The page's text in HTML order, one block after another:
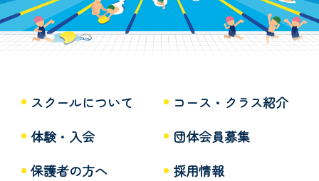
スクールについて
コース・クラス紹介
体験・入会
団体会員募集
保護者の方へ
採用情報